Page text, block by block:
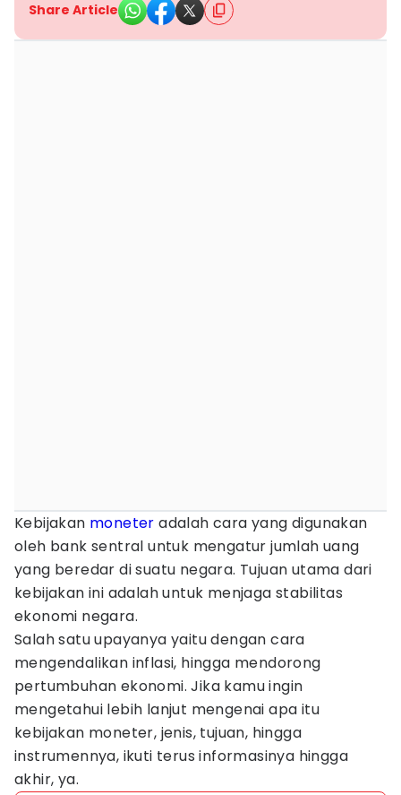
Share Article
Kebijakan moneter adalah cara yang digunakan
oleh bank sentral untuk mengatur jumlah uang
yang beredar di suatu negara. Tujuan utama dari
kebijakan ini adalah untuk menjaga stabilitas
ekonomi negara.
Salah satu upayanya yaitu dengan cara
mengendalikan inflasi, hingga mendorong
pertumbuhan ekonomi. Jika kamu ingin
mengetahui lebih lanjut mengenai apa itu
kebijakan moneter, jenis, tujuan, hingga
instrumennya, ikuti terus informasinya hingga
akhir, ya.